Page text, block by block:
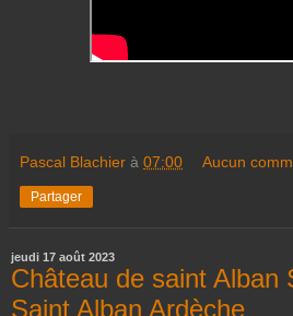
Pascal Blachier à 07:00 Aucun
Partager
jeudi 17 août 2023
Château de saint Alban
Saint Alban Ardèche